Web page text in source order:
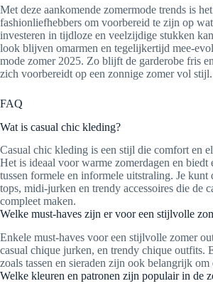
Met deze aankomende zomermode trends is
fashionliefhebbers om voorbereid te zijn op
investeren in tijdloze en veelzijdige stukken
look blijven omarmen en tegelijkertijd mee-
mode zomer 2025. Zo blijft de garderobe fris
zich voorbereidt op een zonnige zomer vol stijl.
FAQ
Wat is casual chic kleding?
Casual chic kleding is een stijl die comfort en
Het is ideaal voor warme zomerdagen en biedt
tussen formele en informele uitstraling. Je kunt
tops, midi-jurken en trendy accessoires die de
compleet maken.
Welke must-haves zijn er voor een stijlvolle
Enkele must-haves voor een stijlvolle zomer
casual chique jurken, en trendy chique outfits.
zoals tassen en sieraden zijn ook belangrijk
Welke kleuren en patronen zijn populair in de